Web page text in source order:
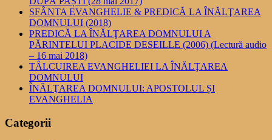
SFÂNTA EVANGHELIE & PREDICĂ LA ÎNĂLŢAREA
DOMNULUI (2018)
PREDICĂ LA ÎNĂLŢAREA DOMNULUI A
PĂRINTELUI PLACIDE DESEILLE (2006) (Lectură audio
– 16 mai 2018)
TÂLCUIREA EVANGHELIEI LA ÎNĂLŢAREA
DOMNULUI
ÎNĂLŢAREA DOMNULUI: APOSTOLUL ȘI
EVANGHELIA
Categorii